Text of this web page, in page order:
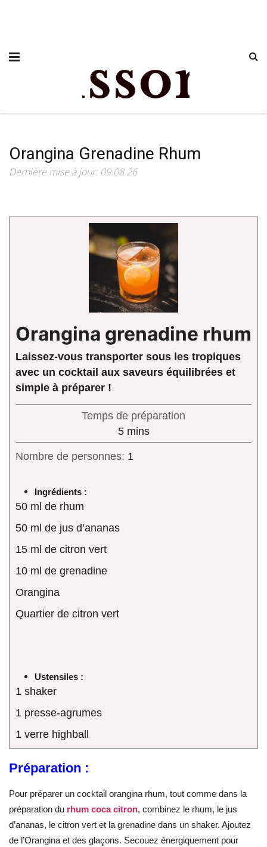
Orangina Grenadine Rhum
Dernière mise à jour: 09.08.26
Orangina grenadine rhum
Laissez-vous transporter sous les tropiques
avec un cocktail aux saveurs équilibrées et
simple à préparer !
Temps de préparation
5minutes
mins
Nombre de personnes: 1
Ingrédients :
50 ml de rhum
50 ml de jus d’ananas
15 ml de citron vert
10 ml de grenadine
Orangina
Quartier de citron vert
Ustensiles :
1 shaker
1 presse-agrumes
1 verre highball
Préparation :
Pour préparer un cocktail orangina rhum, tout comme dans la
préparation du rhum coca citron, combinez le rhum, le jus
d’ananas, le citron vert et la grenadine dans un shaker. Ajoutez
de l’Orangina et des glaçons. Secouez énergiquement pour